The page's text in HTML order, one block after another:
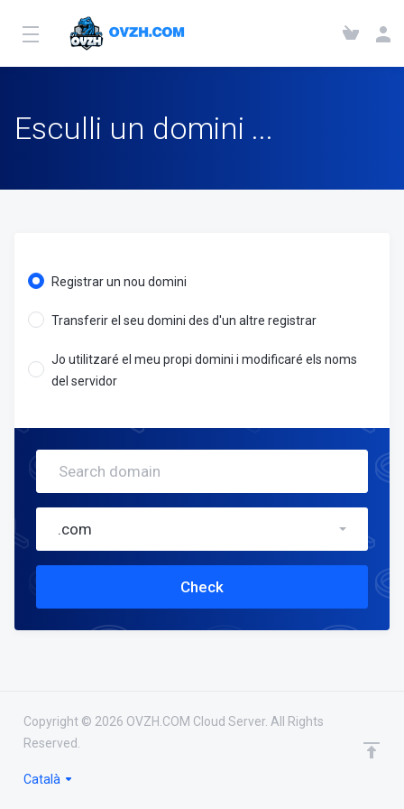
Esculli un domini ...
Registrar un nou domini
Transferir el seu domini des d'un altre registrar
Jo utilitzaré el meu propi domini i modificaré els noms
del servidor
.com
Check
0 domain(s) selected
Copyright © 2026 OVZH.COM Cloud Server. All Rights
Reserved.
Català